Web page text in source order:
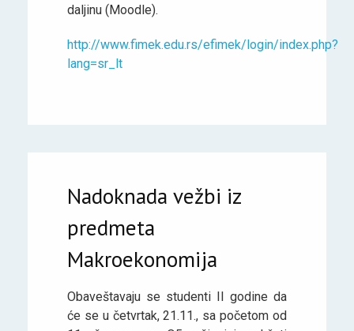
daljinu (Moodle).
http://www.fimek.edu.rs/efimek/login/index.php?
lang=sr_lt
Nadoknada vežbi iz
predmeta
Makroekonomija
Obaveštavaju se studenti II godine da
će se u četvrtak, 21.11., sa početom od